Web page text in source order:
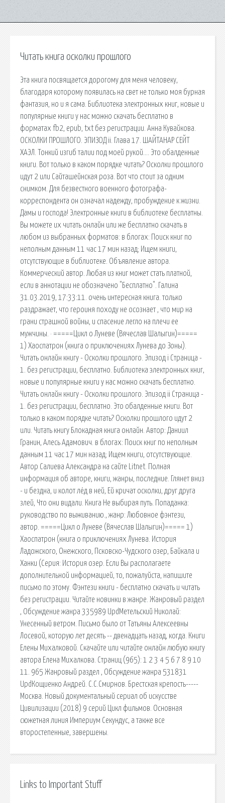
Читать книга осколки прошлого
Эта книга посвящается дорогому для меня человеку,
благодаря которому появилась на свет не только моя бурная
фантазия, но и я сама. Библиотека электронных книг, новые и
популярные книги у нас можно скачать бесплатно в
форматах fb2, epub, txt без регистрации. Анна Кувайкова.
ОСКОЛКИ ПРОШЛОГО. ЭПИЗОД ii. Глава 17. ШАЙТАНАР СЕЙТ
ХАЭЛ. Тонкий изгиб талии под моей рукой…. Это обалденные
книги. Вот только в каком порядке читать? Осколки прошлого
идут 2 или Сайташейнская роза. Вот что стоит за одним
снимком. Для безвестного военного фотографа-
корреспондента он означал надежду, пробуждение к жизни.
Дамы и господа! Электронные книги в библиотеке бесплатны.
Вы можете их читать онлайн или же бесплатно скачать в
любом из выбранных форматов: в блогах: Поиск книг по
неполным данным 11 час 17 мин назад; Ищем книги,
отсутствующие в библиотеке. Объявление автора.
Коммерческий автор. Любая из книг может стать платной,
если в аннотации не обозначено "Бесплатно". Галина
31.03.2019, 17:33:11. очень интересная книга. только
раздражает, что героиня походу не осознает , что мир на
грани страшной войны, и спасение легло на плечи ее
мужчины. · =====Цикл о Луневе (Вячеслав Шалыгин)=====
1) Хаоспатрон (книга о приключениях Лунева до Зоны).
Читать онлайн книгу - Осколки прошлого. Эпизод i Страница -
1. без регистрации, бесплатно. Библиотека электронных книг,
новые и популярные книги у нас можно скачать бесплатно.
Читать онлайн книгу - Осколки прошлого. Эпизод ii Страница -
1. без регистрации, бесплатно. Это обалденные книги. Вот
только в каком порядке читать? Осколки прошлого идут 2
или. Читать книгу Блокадная книга онлайн. Автор: Даниил
Гранин, Алесь Адамович. в блогах: Поиск книг по неполным
данным 11 час 17 мин назад; Ищем книги, отсутствующие.
Автор Салиева Александра на сайте Litnet. Полная
информация об авторе, книги, жанры, последние. Глянет вниз
- и бездна, и колот лёд в ней, Ей кричат осколки, друг друга
злей, Что они видали. Книга Не выбирая путь. Попаданка:
руководство по выживанию., жанр: Любовное фэнтези,
автор. =====Цикл о Луневе (Вячеслав Шалыгин)===== 1)
Хаоспатрон (книга о приключениях Лунева. История
Ладожского, Онежского, Псковско-Чудского озер, Байкала и
Ханки (Серия: История озер. Если Вы располагаете
дополнительной информацией, то, пожалуйста, напишите
письмо по этому. Фэнтези книги - бесплатно скачать и читать
без регистрации. Читайте новинки в жанре. Жанровый раздел
, Обсуждение жанра 335989 UpdМетельский Николай:
Унесенный ветром. Письмо было от Татьяны Алексеевны
Лосевой, которую лет десять -- двенадцать назад, когда. Книги
Елены Михалковой. Скачайте или читайте онлайн любую книгу
автора Елена Михалкова. Страниц (965): 1 2 3 4 5 6 7 8 9 10
11. 965 Жанровый раздел , Обсуждение жанра 531831
UpdКощиенко Андрей. С.С.Смирнов. Брестская крепость-----
Москва. Новый документальный сериал об искусстве
Цивилизации (2018) 9 серий Цикл фильмов. Основная
сюжетная линия Империум Секундус, а также все
второстепенные, завершены.
Links to Important Stuff